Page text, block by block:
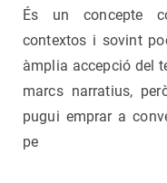
És un concepte
contextos i sovint
àmplia accepció del
marcs narratius,
pugui emprar a
pe